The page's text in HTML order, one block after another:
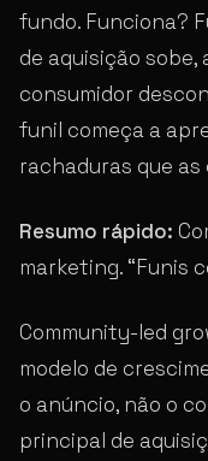
fundo. Funciona?
de aquisição
consumidor
funil começa a
rachaduras que
Resumo rápido:
marketing. “Funis
Community-led
modelo de
o anúncio, não o
principal de